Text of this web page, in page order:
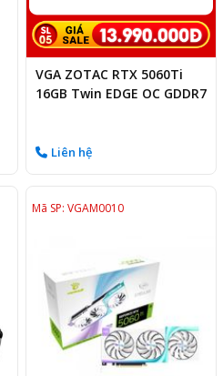
VGA ZOTAC RTX 5060Ti
16GB Twin EDGE OC GDDR7
Liên hệ
Mã SP: VGAM0010